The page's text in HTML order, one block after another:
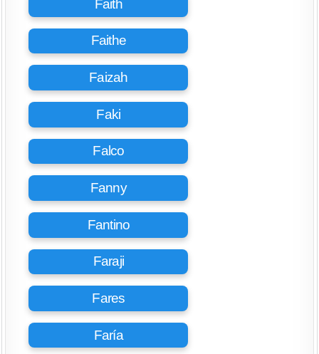
Faith
Faithe
Faizah
Faki
Falco
Fanny
Fantino
Faraji
Fares
Faría